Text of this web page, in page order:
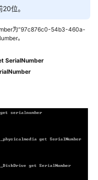
位。
为“97c876c0-54b3-460a-
。
SerialNumber